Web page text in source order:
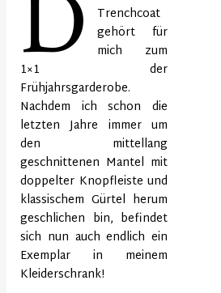
Trenchcoat
gehört für
mich zum
1×1 der
Frühjahrsgarderobe.
Nachdem ich schon die
letzten Jahre immer um
den mittellang
geschnittenen Mantel mit
doppelter Knopfleiste und
klassischem Gürtel herum
geschlichen bin, befindet
sich nun auch endlich ein
Exemplar in meinem
Kleiderschrank!